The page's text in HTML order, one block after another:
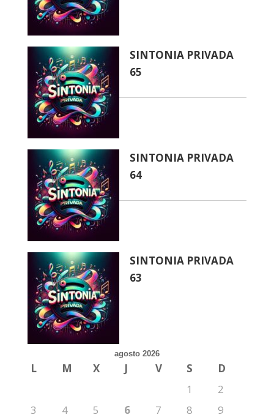
SINTONIA PRIVADA
65
SINTONIA PRIVADA
64
SINTONIA PRIVADA
63
agosto 2026
L M X J V S
D
1
2
3
4 5 6 7 8
9